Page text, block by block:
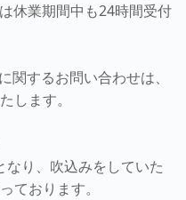
休業期間中も24時間受付
関するお問い合わせは、
します。
り、吹込みをしていた
ております。